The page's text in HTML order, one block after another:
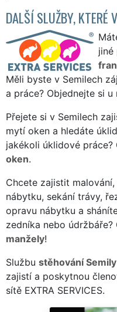
DALŠÍ SLUŽBY, KTERÉ
jiné
Měli byste v Semilech
a práce? Objednejte si u
Přejete si v Semilech
mytí oken a hledáte
jakékoli úklidové práce?
oken.
Chcete zajistit
nábytku, sekání trávy,
opravu nábytku a
zedníka nebo údržbáře?
manžely!
Službu stěhování Semily
zajistí a poskytnou
sítě EXTRA SERVICES.